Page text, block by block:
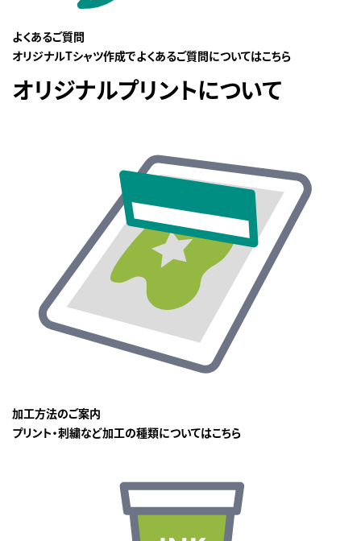
よくあるご質問
オリジナルTシャツ作成でよくあるご質問についてはこちら
オリジナルプリントについて
加工方法のご案内
プリント・刺繍など加工の種類についてはこちら